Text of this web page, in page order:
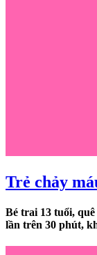
Trẻ chảy
Bé trai 13 tuổi,
lần trên 30 phút,